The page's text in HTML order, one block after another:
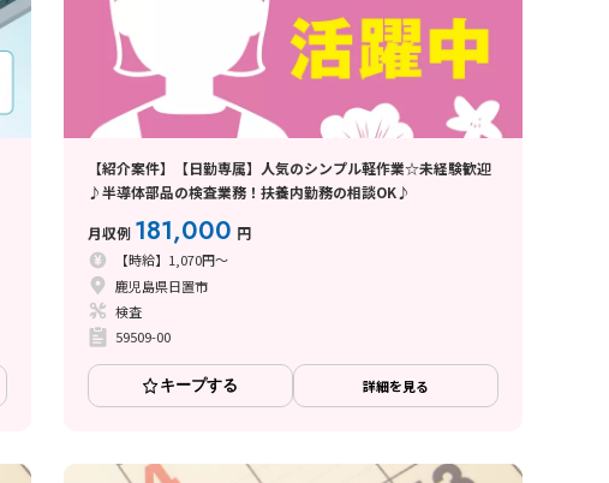
【紹介案件】【日勤専属】人気のシンプル軽作業☆未経験歓迎
♪半導体部品の検査業務！扶養内勤務の相談OK♪
月収例 181,000 円
【時給】1,070円～
鹿児島県日置市
検査
59509-00
キープする 詳細を見る